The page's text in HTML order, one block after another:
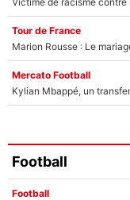
Tour de France
Marion Rousse : Le
Mercato Football
Kylian Mbappé, un
Football
Football